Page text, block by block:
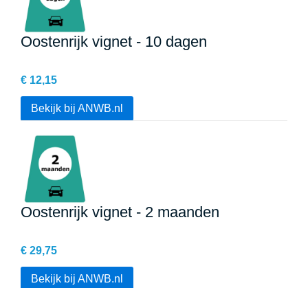
Oostenrijk vignet - 10 dagen
€ 12,15
Bekijk bij ANWB.nl
Oostenrijk vignet - 2 maanden
€ 29,75
Bekijk bij ANWB.nl